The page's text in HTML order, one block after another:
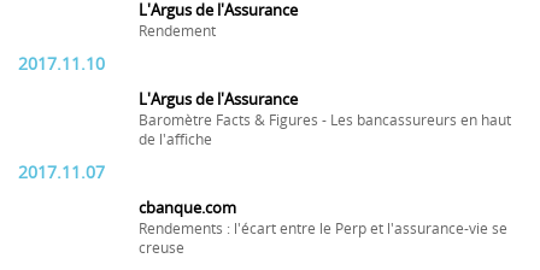
L'Argus de l'Assurance
Rendement
2017.11.10
L'Argus de l'Assurance
Baromètre Facts & Figures - Les bancassureurs en haut
de l'affiche
2017.11.07
cbanque.com
Rendements : l'écart entre le Perp et l'assurance-vie se
creuse